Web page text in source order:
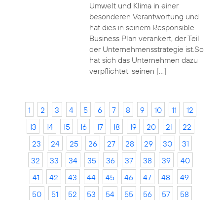
Umwelt und Klima in einer
besonderen Verantwortung und
hat dies in seinem Responsible
Business Plan verankert, der Teil
der Unternehmensstrategie ist.So
hat sich das Unternehmen dazu
verpflichtet, seinen […]
1 2 3 4 5 6 7 8 9 10 11
12
13
14 15 16 17 18 19 20 21
22
23
24 25 26 27 28 29 30
31
32
33 34 35 36 37 38 39
40
41
42 43 44 45 46 47 48
49
50
51 52 53 54 55 56 57
58